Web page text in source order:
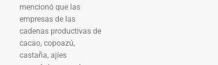
mencionó que las
empresas de las
cadenas productivas de
cacao, copoazú,
castaña, ajíes